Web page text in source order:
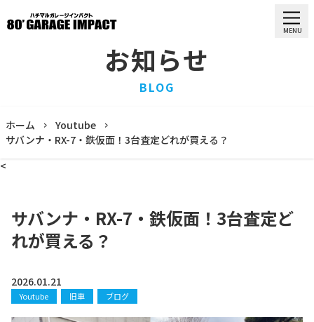
MENU
HOME
ホーム
STAFF
お知らせ
お知らせ
BLOG
ホーム
Youtube
サバンナ・RX-7・鉄仮面！3台査定どれが買える？
<
サバンナ・RX-7・鉄仮面！3台査定ど
れが買える？
2026.01.21
Youtube 旧車 ブログ